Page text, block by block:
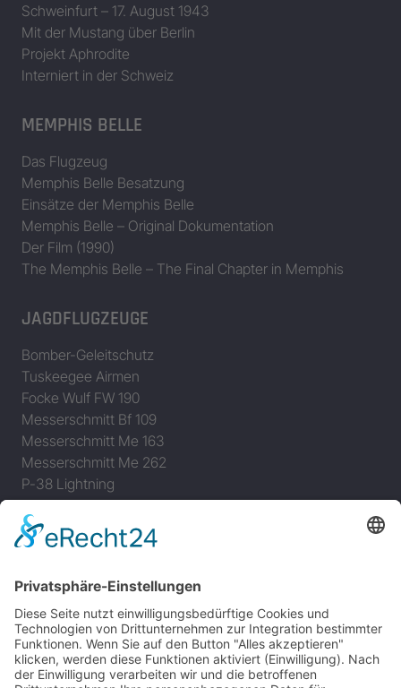
Schweinfurt – 17. August 1943
Mit der Mustang über Berlin
Projekt Aphrodite
Interniert in der Schweiz
MEMPHIS BELLE
Das Flugzeug
Memphis Belle Besatzung
Einsätze der Memphis Belle
Memphis Belle – Original Dokumentation
Der Film (1990)
The Memphis Belle – The Final Chapter in Memphis
JAGDFLUGZEUGE
Bomber-Geleitschutz
Tuskeegee Airmen
Focke Wulf FW 190
Messerschmitt Bf 109
Messerschmitt Me 163
Messerschmitt Me 262
P-38 Lightning
P-47 Thunderbolt
P-51 Mustang
INFO
Über diese B-17 Webseite
Kontakt
Impressum
Datenschutzerklärung